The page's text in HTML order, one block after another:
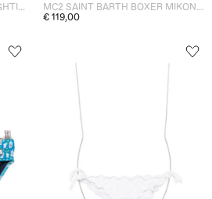
MC2 SAINT BARTH BOXER LIGHTING POLPO UOMO VERDE
MC2 SAINT BARTH BOXER MIKONOS HOLIDAY UOMO BLU
€ 119,00